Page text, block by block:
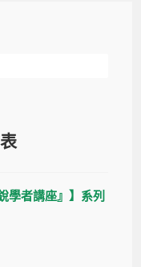
學者講座』】系列